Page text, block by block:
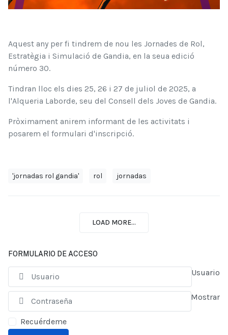
Aquest any per fi tindrem de nou les Jornades de Rol,
Estratègia i Simulació de Gandia, en la seua edició
número 30.
Tindran lloc els dies 25, 26 i 27 de juliol de 2025, a
l'Alqueria Laborde, seu del Consell dels Joves de Gandia.
Pròximament anirem informant de les activitats i
posarem el formulari d'inscripció.
'jornadas rol gandia' rol jornadas
LOAD MORE...
FORMULARIO DE ACCESO
Usuario
Mostrar
Recuérdeme